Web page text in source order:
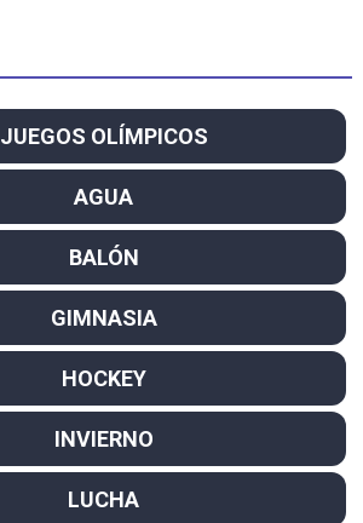
JUEGOS OLÍMPICOS
AGUA
BALÓN
GIMNASIA
HOCKEY
INVIERNO
LUCHA